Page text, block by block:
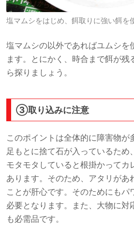
塩マムシをはじめ、餌取りに強い餌を
塩マムシの以外であればユムシを
ます。とにかく、時合まで餌が残
ら探りましょう。
③取り込みに注意
このポイントは全体的に障害物が
足もとに捨て石が入っているため
モタモタしていると根掛かってカ
あります。そのため、アタリがあ
ことが肝心です。そのためにもパ
必要となります。また、大物に対
も必需品です。